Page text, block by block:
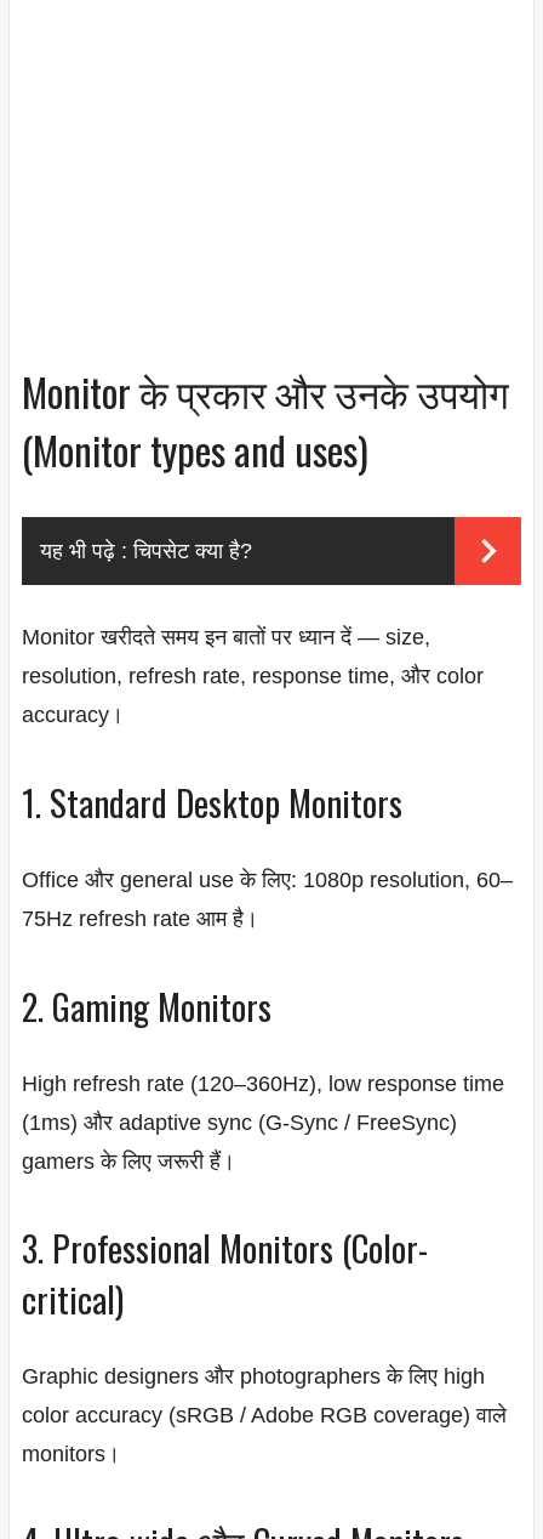
Monitor के प्रकार और उनके उपयोग
(Monitor types and uses)
यह भी पढ़े : चिपसेट क्या है?
Monitor खरीदते समय इन बातों पर ध्यान दें — size,
resolution, refresh rate, response time, और color
accuracy।
1. Standard Desktop Monitors
Office और general use के लिए: 1080p resolution, 60–
75Hz refresh rate आम है।
2. Gaming Monitors
High refresh rate (120–360Hz), low response time
(1ms) और adaptive sync (G-Sync / FreeSync)
gamers के लिए जरूरी हैं।
3. Professional Monitors (Color-
critical)
Graphic designers और photographers के लिए high
color accuracy (sRGB / Adobe RGB coverage) वाले
monitors।